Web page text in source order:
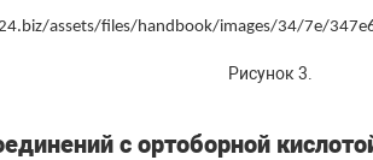
Рисунок 3.
с ортоборной